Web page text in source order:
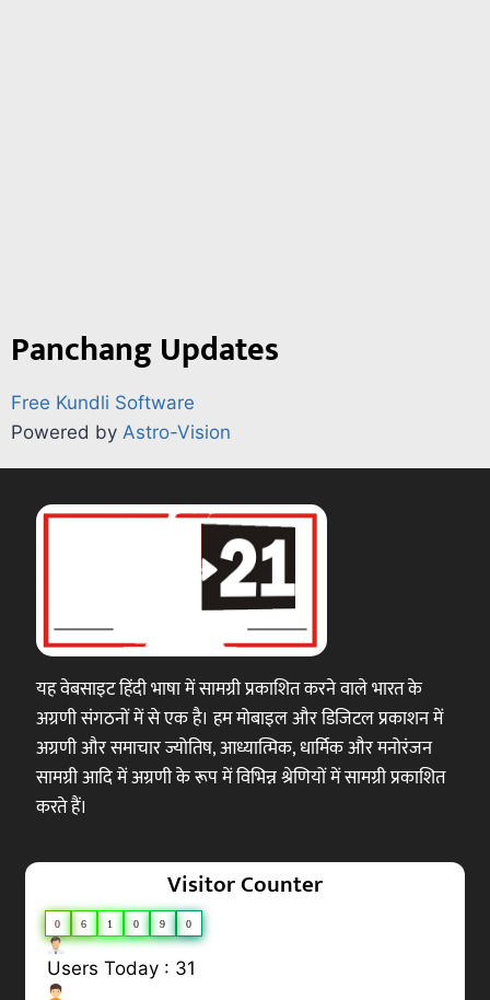
Panchang Updates
Free Kundli Software
Powered by Astro-Vision
यह वेबसाइट हिंदी भाषा में सामग्री प्रकाशित करने वाले भारत के
अग्रणी संगठनों में से एक है। हम मोबाइल और डिजिटल प्रकाशन में
अग्रणी और समाचार ज्योतिष, आध्यात्मिक, धार्मिक और मनोरंजन
सामग्री आदि में अग्रणी के रूप में विभिन्न श्रेणियों में सामग्री प्रकाशित
करते हैं।
Visitor Counter
0 6 1 0 9 0
Users Today : 31